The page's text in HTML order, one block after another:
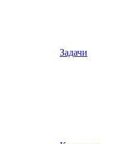
Задачи